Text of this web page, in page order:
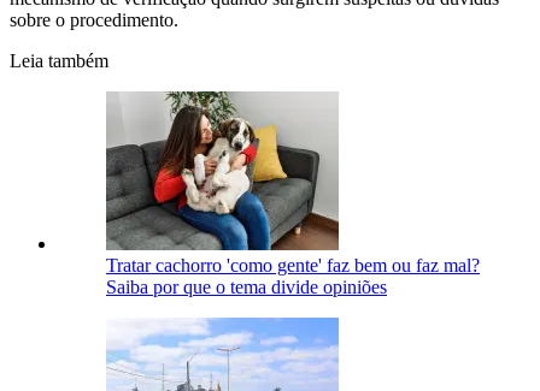
sobre o procedimento.
Leia também
Tratar cachorro 'como gente' faz bem ou faz mal?
Saiba por que o tema divide opiniões